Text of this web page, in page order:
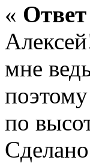
«
мне
по